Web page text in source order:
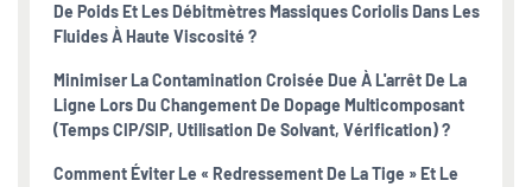
De Poids Et Les Débitmètres Massiques Coriolis Dans Les
Fluides À Haute Viscosité ?
Minimiser La Contamination Croisée Due À L'arrêt De La
Ligne Lors Du Changement De Dopage Multicomposant
(temps CIP/SIP, Utilisation De Solvant, Vérification) ?
Comment Éviter Le « Redressement De La Tige » Et Le